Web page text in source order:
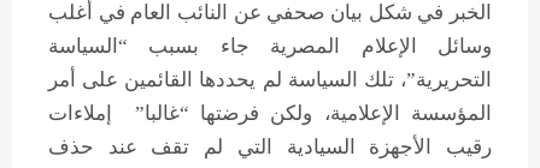
الخبر في شكل بيان صحفي عن النائب العام في أغلب
وسائل الإعلام المصرية جاء بسبب “السياسة
التحريرية”، تلك السياسة لم يحددها القائمين على أمر
المؤسسة الإعلامية، ولكن فرضتها “غالبا” إملاءات
رقيب الأجهزة السيادية التي لم تقف عند حذف